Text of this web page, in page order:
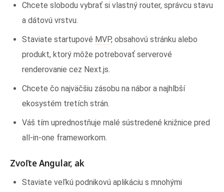
Chcete slobodu vybrať si vlastný router, správcu stavu
a dátovú vrstvu.
Staviate startupové MVP, obsahovú stránku alebo
produkt, ktorý môže potrebovať serverové
renderovanie cez Next.js.
Chcete čo najväčšiu zásobu na nábor a najhlbší
ekosystém tretích strán.
Váš tím uprednostňuje malé sústredené knižnice pred
all-in-one frameworkom.
Zvoľte Angular, ak
Staviate veľkú podnikovú aplikáciu s mnohými